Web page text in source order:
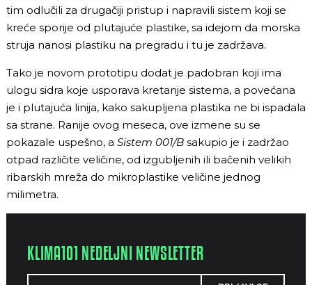
tim odlučili za drugačiji pristup i napravili sistem koji se
kreće sporije od plutajuće plastike, sa idejom da morska
struja nanosi plastiku na pregradu i tu je zadržava.
Tako je novom prototipu dodat je padobran koji ima
ulogu sidra koje usporava kretanje sistema, a povećana
je i plutajuća linija, kako sakupljena plastika ne bi ispadala
sa strane. Ranije ovog meseca, ove izmene su se
pokazale uspešno, a Sistem 001/B sakupio je i zadržao
otpad različite veličine, od izgubljenih ili bačenih velikih
ribarskih mreža do mikroplastike veličine jednog
milimetra.
KLIMA101 NEDELJNI NEWSLETTER